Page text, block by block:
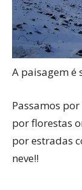
A paisagem é
Passamos
por florestas
por estradas
neve!!